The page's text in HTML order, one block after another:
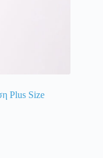
Plus Size